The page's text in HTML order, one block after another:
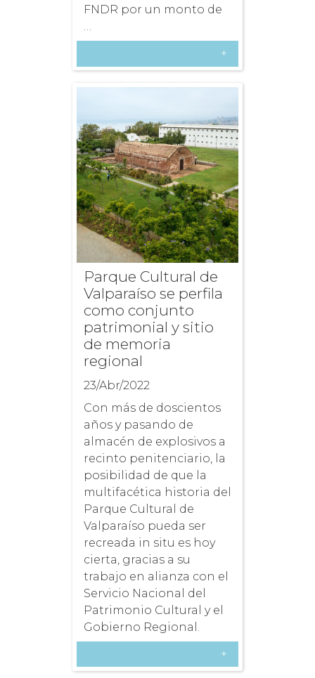
FNDR por un monto de
…
+
Parque Cultural de
Valparaíso se perfila
como conjunto
patrimonial y sitio
de memoria
regional
23/Abr/2022
Con más de doscientos
años y pasando de
almacén de explosivos a
recinto penitenciario, la
posibilidad de que la
multifacética historia del
Parque Cultural de
Valparaíso pueda ser
recreada in situ es hoy
cierta, gracias a su
trabajo en alianza con el
Servicio Nacional del
Patrimonio Cultural y el
Gobierno Regional.
+